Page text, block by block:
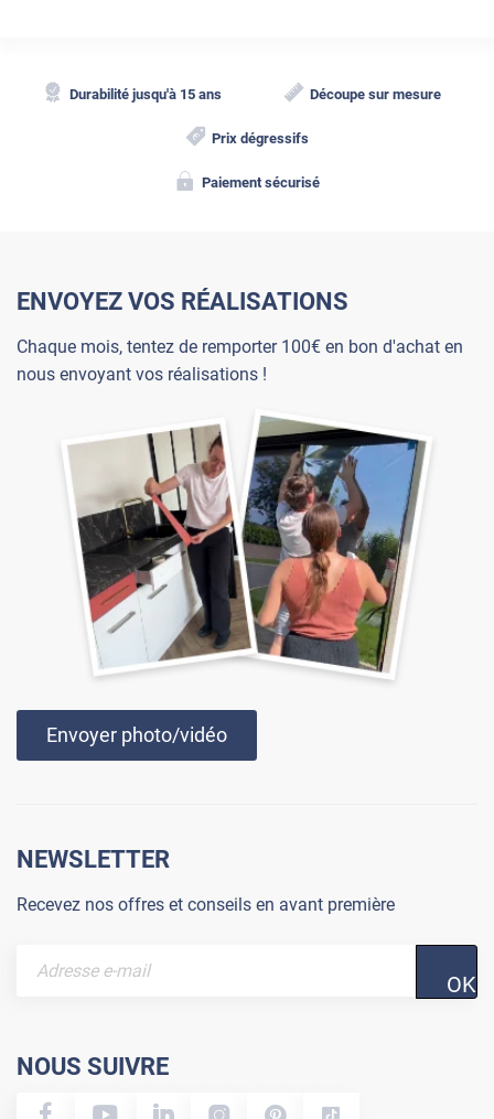
Durabilité jusqu'à 15 ans Découpe sur mesure
Prix dégressifs
Paiement sécurisé
ENVOYEZ VOS RÉALISATIONS
Chaque mois, tentez de remporter 100€ en bon d'achat en
nous envoyant vos réalisations !
Envoyer photo/vidéo
NEWSLETTER
Recevez nos offres et conseils en avant première
OK
NOUS SUIVRE